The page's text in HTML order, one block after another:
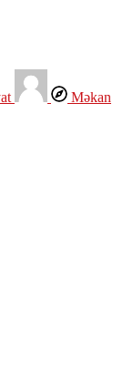
Məkan